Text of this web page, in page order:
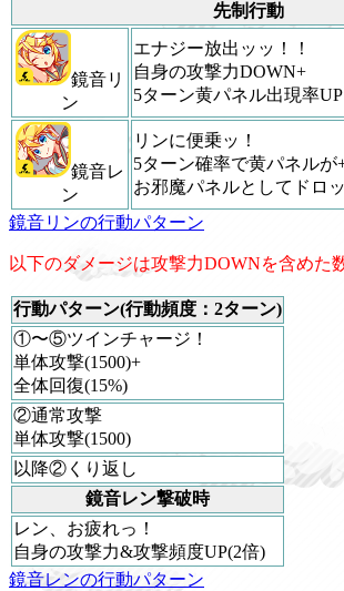
先制行動
鏡音リ
ン
エナジー放出ッッ！！
自身の攻撃力DOWN+
5ターン黄パネル出現率UP
鏡音レ
ン
リンに便乗ッ！
5ターン確率で黄パネルが
お邪魔パネルとしてドロ
鏡音リンの行動パターン
以下のダメージは攻撃力DOWNを含めた
行動パターン(行動頻度：2ターン)
①〜⑤ツインチャージ！
単体攻撃(1500)+
全体回復(15%)
②通常攻撃
単体攻撃(1500)
以降②くり返し
鏡音レン撃破時
レン、お疲れっ！
自身の攻撃力&攻撃頻度UP(2倍)
鏡音レンの行動パターン